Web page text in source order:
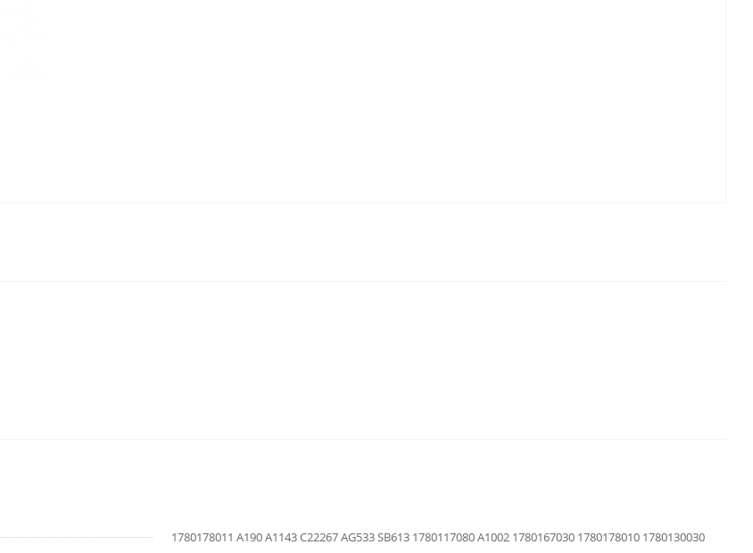
1780178011 A190 A1143 C22267 AG533 SB613 1780117080 A1002 1780167030 1780178010 1780130030